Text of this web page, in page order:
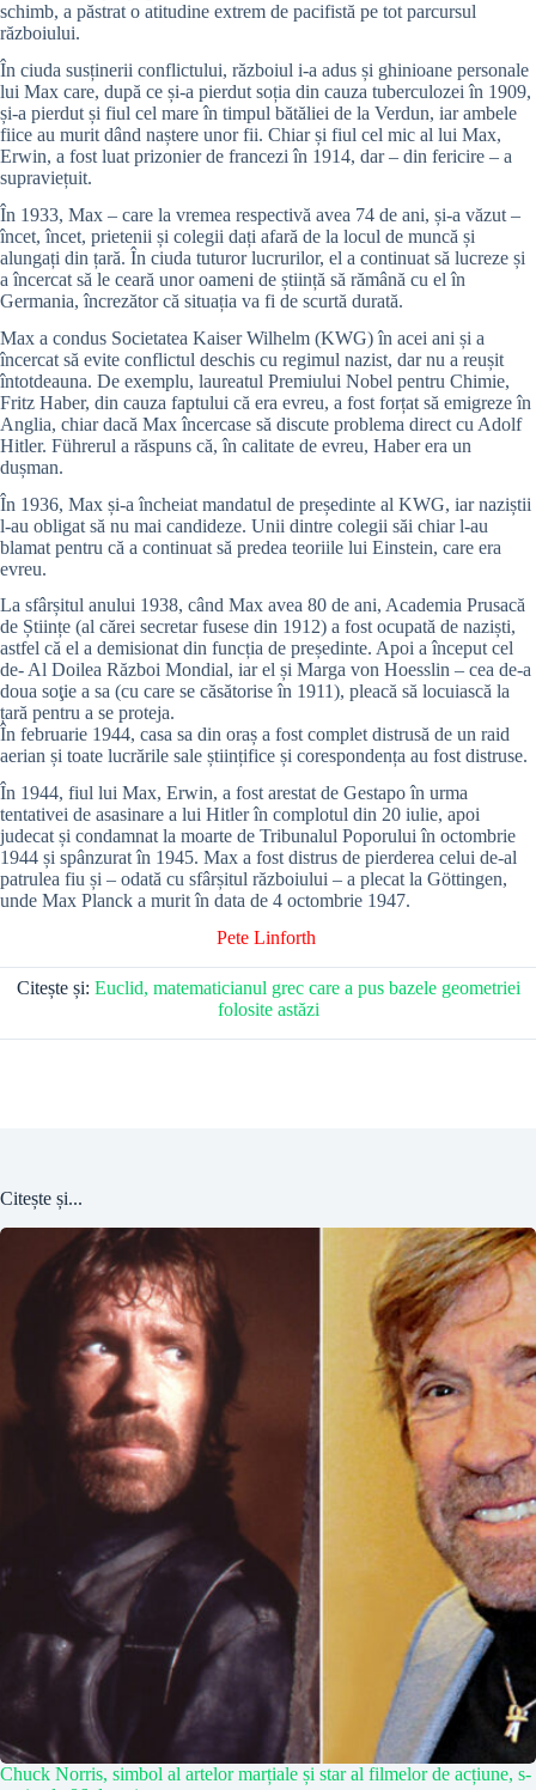
schimb, a păstrat o atitudine extrem de pacifistă pe tot parcursul
războiului.
În ciuda susținerii conflictului, războiul i-a adus și ghinioane personale
lui Max care, după ce și-a pierdut soția din cauza tuberculozei în 1909,
și-a pierdut și fiul cel mare în timpul bătăliei de la Verdun, iar ambele
fiice au murit dând naștere unor fii. Chiar și fiul cel mic al lui Max,
Erwin, a fost luat prizonier de francezi în 1914, dar – din fericire – a
supraviețuit.
În 1933, Max – care la vremea respectivă avea 74 de ani, și-a văzut –
încet, încet, prietenii și colegii dați afară de la locul de muncă și
alungați din țară. În ciuda tuturor lucrurilor, el a continuat să lucreze și
a încercat să le ceară unor oameni de știință să rămână cu el în
Germania, încrezător că situația va fi de scurtă durată.
Max a condus Societatea Kaiser Wilhelm (KWG) în acei ani și a
încercat să evite conflictul deschis cu regimul nazist, dar nu a reușit
întotdeauna. De exemplu, laureatul Premiului Nobel pentru Chimie,
Fritz Haber, din cauza faptului că era evreu, a fost forțat să emigreze în
Anglia, chiar dacă Max încercase să discute problema direct cu Adolf
Hitler. Führerul a răspuns că, în calitate de evreu, Haber era un
dușman.
În 1936, Max și-a încheiat mandatul de președinte al KWG, iar naziștii
l-au obligat să nu mai candideze. Unii dintre colegii săi chiar l-au
blamat pentru că a continuat să predea teoriile lui Einstein, care era
evreu.
La sfârșitul anului 1938, când Max avea 80 de ani, Academia Prusacă
de Științe (al cărei secretar fusese din 1912) a fost ocupată de naziști,
astfel că el a demisionat din funcția de președinte. Apoi a început cel
de- Al Doilea Război Mondial, iar el și Marga von Hoesslin – cea de-a
doua soţie a sa (cu care se căsătorise în 1911), pleacă să locuiască la
țară pentru a se proteja.
În februarie 1944, casa sa din oraș a fost complet distrusă de un raid
aerian și toate lucrările sale științifice și corespondența au fost distruse.
În 1944, fiul lui Max, Erwin, a fost arestat de Gestapo în urma
tentativei de asasinare a lui Hitler în complotul din 20 iulie, apoi
judecat și condamnat la moarte de Tribunalul Poporului în octombrie
1944 și spânzurat în 1945. Max a fost distrus de pierderea celui de-al
patrulea fiu și – odată cu sfârșitul războiului – a plecat la Göttingen,
unde Max Planck a murit în data de 4 octombrie 1947.
Pete Linforth
Citește și: Euclid, matematicianul grec care a pus bazele geometriei
folosite astăzi
Citește și...
Chuck Norris, simbol al artelor marțiale și star al filmelor de acțiune, s-